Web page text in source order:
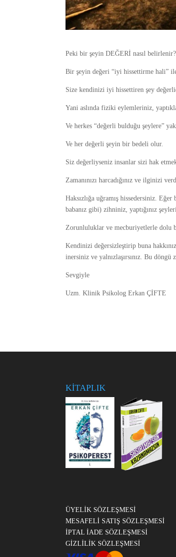
Peki bir şeyin DEĞERİ nasıl
Bir şeyin değeri “iyi hissettirme hali”
Size kendinizi iyi hissettiren şey
Yani aslında fiziki eylemleriniz,
Ve herkes “değerli bulduğu şeylere”
Ve her değerli şeyin bir bedeli olur.
Siz değerliyseniz insanlar sizi hak
Zamanınızı harcadığınız ve ilginizi
Haksızlığa uğramış hissedersiniz.
babanız gibi) zihniniz, yaptığınız
Zorunluluklar ve mecburiyetlerle dolu
Kendinizi değersizleştirip buna
inersiniz ve yalnızlaşırsınız. Bu döngü
Sevgiyle
Uzm. Klinik Psikolog Erkan ÇİFTE
KİTAPLIK
ÜYELİK SÖZLEŞMESİ
MESAFELİ SATIŞ SÖZLEŞMESİ
İPTAL İADE SÖZLEŞMESİ
GİZLİLİK SÖZLEŞMESİ